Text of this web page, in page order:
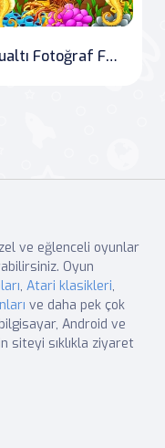
Sualtı Fotoğraf Farkları
ve eğlenceli oyunlar
Oyun
, Atari klasikleri,
ve daha pek çok
Android ve
siteyi sıklıkla ziyaret